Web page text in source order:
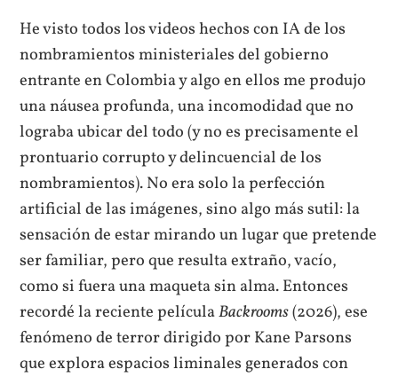
He visto todos los videos hechos con IA de los
nombramientos ministeriales del gobierno
entrante en Colombia y algo en ellos me produjo
una náusea profunda, una incomodidad que no
lograba ubicar del todo (y no es precisamente el
prontuario corrupto y delincuencial de los
nombramientos). No era solo la perfección
artificial de las imágenes, sino algo más sutil: la
sensación de estar mirando un lugar que pretende
ser familiar, pero que resulta extraño, vacío,
como si fuera una maqueta sin alma. Entonces
recordé la reciente películaBackrooms(2026), ese
fenómeno de terror dirigido por Kane Parsons
que explora espacios liminales generados con